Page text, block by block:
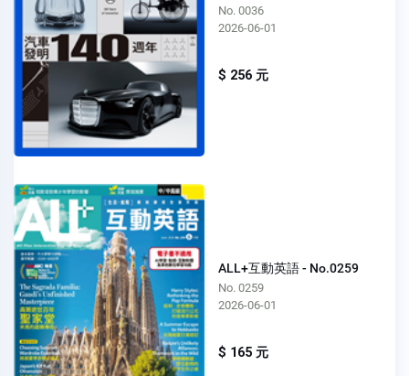
No. 0036
2026-06-01
$ 256 元
ALL+互動英語 - No.0259
No. 0259
2026-06-01
$ 165 元